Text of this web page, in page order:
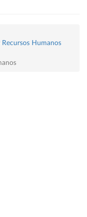
Recursos Humanos